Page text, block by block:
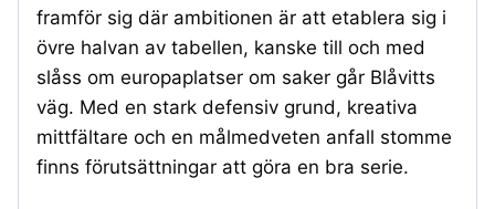
framför sig där ambitionen är att etablera sig i
övre halvan av tabellen, kanske till och med
slåss om europaplatser om saker går Blåvitts
väg. Med en stark defensiv grund, kreativa
mittfältare och en målmedveten anfall stomme
finns förutsättningar att göra en bra serie.